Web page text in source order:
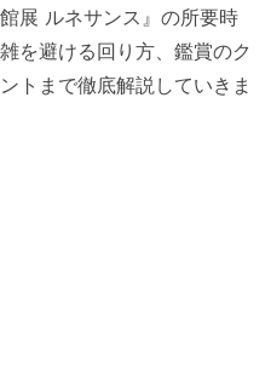
展 ルネサンス』の所要時
を避ける回り方、鑑賞のク
トまで徹底解説していきま